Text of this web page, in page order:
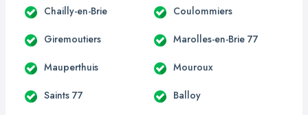
Chailly-en-Brie Coulommiers
Giremoutiers Marolles-en-Brie 77
Mauperthuis Mouroux
Saints 77 Balloy